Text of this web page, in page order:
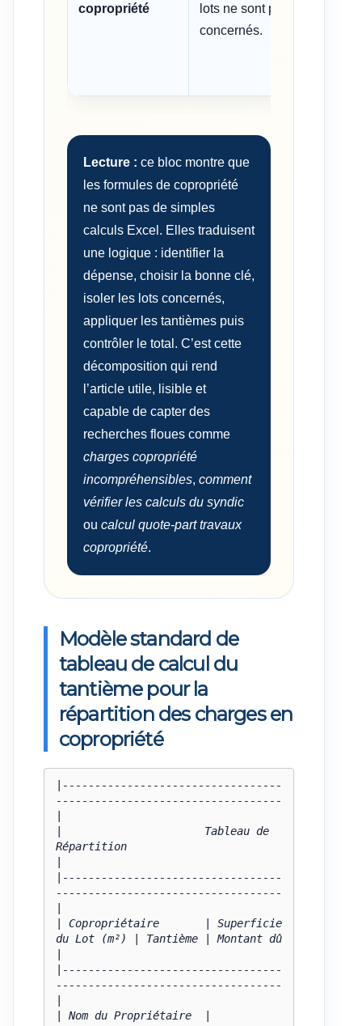
copropriété
lots ne sont pas
concernés.
Lecture : ce bloc montre que
les formules de copropriété
ne sont pas de simples
calculs Excel. Elles traduisent
une logique : identifier la
dépense, choisir la bonne clé,
isoler les lots concernés,
appliquer les tantièmes puis
contrôler le total. C’est cette
décomposition qui rend
l’article utile, lisible et
capable de capter des
recherches floues comme
charges copropriété
incompréhensibles, comment
vérifier les calculs du syndic
ou calcul quote-part travaux
copropriété.
Modèle standard de
tableau de calcul du
tantième pour la
répartition des charges en
copropriété
|----------------------------------
-----------------------------------
|                      Tableau de
Répartition
|----------------------------------
-----------------------------------
| Copropriétaire       | Superficie
du Lot (m²) | Tantième | Montant dû
|----------------------------------
-----------------------------------
| Nom du Propriétaire  |